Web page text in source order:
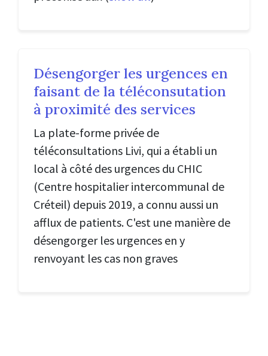
Désengorger les urgences en
faisant de la téléconsutation
à proximité des services
La plate-forme privée de
téléconsultations Livi, qui a établi un
local à côté des urgences du CHIC
(Centre hospitalier intercommunal de
Créteil) depuis 2019, a connu aussi un
afflux de patients. C'est une manière de
désengorger les urgences en y
renvoyant les cas non graves